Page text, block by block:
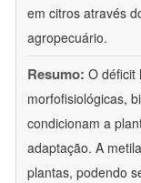
em citros através
agropecuário.
Resumo: O déficit
morfofisiológicas,
condicionam a
adaptação. A
plantas, podendo